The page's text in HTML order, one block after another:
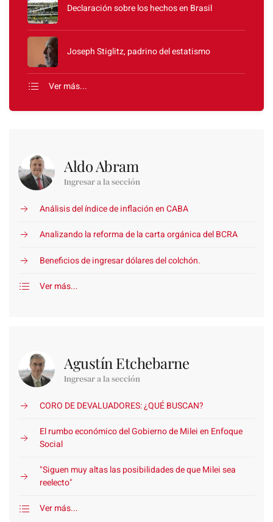
Declaración sobre los hechos en Brasil
Joseph Stiglitz, padrino del estatismo
Ver más...
Aldo Abram
Ingresar a la sección
Análisis del índice de inflación en CABA
Analizando la reforma de la carta orgánica del BCRA
Beneficios de ingresar dólares del colchón.
Ver más...
Agustín Etchebarne
Ingresar a la sección
CORO DE DEVALUADORES: ¿QUÉ BUSCAN?
El rumbo económico del Gobierno de Milei en Enfoque
Social
"Siguen muy altas las posibilidades de que Milei sea
reelecto"
Ver más...